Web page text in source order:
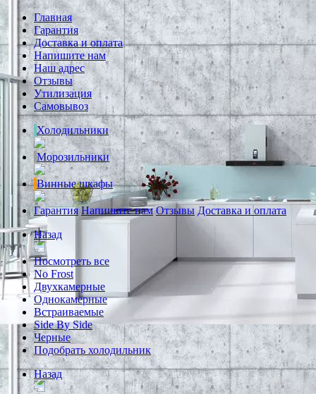
Главная
Гарантия
Доставка и оплата
Напишите нам
Наш адрес
Отзывы
Утилизация
Самовывоз
Холодильники
Морозильники
Винные шкафы
Гарантия Напишите нам Отзывы Доставка и оплата
Назад
Посмотреть все
No Frost
Двухкамерные
Однокамерные
Встраиваемые
Side By Side
Черные
Подобрать холодильник
Назад